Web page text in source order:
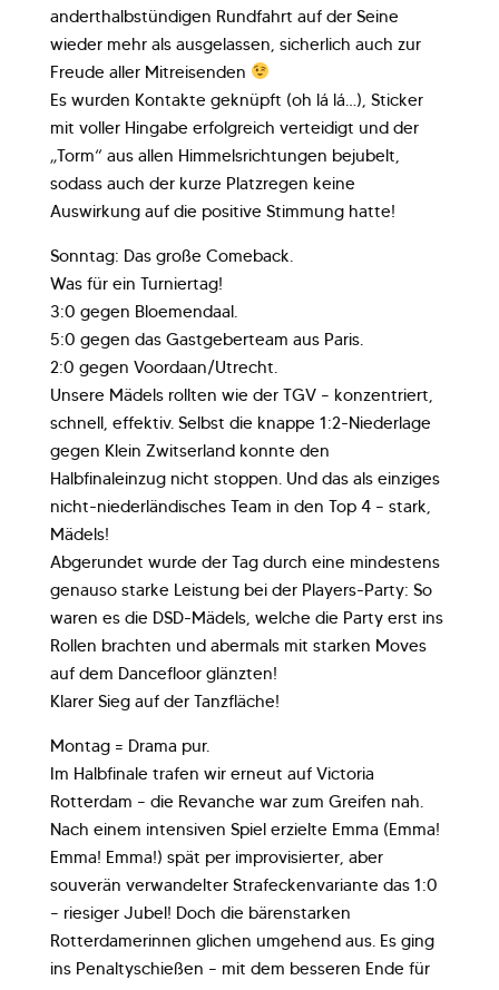
anderthalbstündigen Rundfahrt auf der Seine
wieder mehr als ausgelassen, sicherlich auch zur
Freude aller Mitreisenden
Es wurden Kontakte geknüpft (oh lá lá…), Sticker
mit voller Hingabe erfolgreich verteidigt und der
„Torm“ aus allen Himmelsrichtungen bejubelt,
sodass auch der kurze Platzregen keine
Auswirkung auf die positive Stimmung hatte!
Sonntag: Das große Comeback.
Was für ein Turniertag!
3:0 gegen Bloemendaal.
5:0 gegen das Gastgeberteam aus Paris.
2:0 gegen Voordaan/Utrecht.
Unsere Mädels rollten wie der TGV – konzentriert,
schnell, effektiv. Selbst die knappe 1:2-Niederlage
gegen Klein Zwitserland konnte den
Halbfinaleinzug nicht stoppen. Und das als einziges
nicht-niederländisches Team in den Top 4 – stark,
Mädels!
Abgerundet wurde der Tag durch eine mindestens
genauso starke Leistung bei der Players-Party: So
waren es die DSD-Mädels, welche die Party erst ins
Rollen brachten und abermals mit starken Moves
auf dem Dancefloor glänzten!
Klarer Sieg auf der Tanzfläche!
Montag = Drama pur.
Im Halbfinale trafen wir erneut auf Victoria
Rotterdam – die Revanche war zum Greifen nah.
Nach einem intensiven Spiel erzielte Emma (Emma!
Emma! Emma!) spät per improvisierter, aber
souverän verwandelter Strafeckenvariante das 1:0
– riesiger Jubel! Doch die bärenstarken
Rotterdamerinnen glichen umgehend aus. Es ging
ins Penaltyschießen – mit dem besseren Ende für